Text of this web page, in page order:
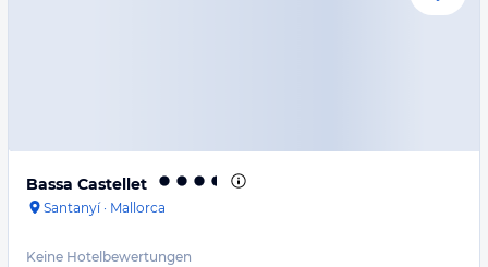
Bassa Castellet
Santanyí· Mallorca
Keine Hotelbewertungen